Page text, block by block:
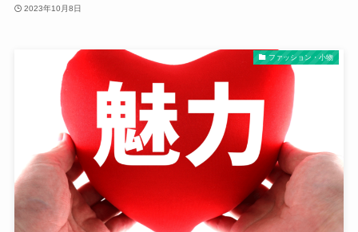
2023年10月8日
ファッション・小物